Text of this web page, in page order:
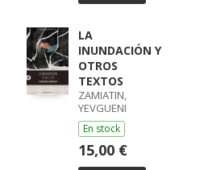
LA
INUNDACIÓN Y
OTROS
TEXTOS
ZAMIATIN,
YEVGUENI
En stock
15,00 €